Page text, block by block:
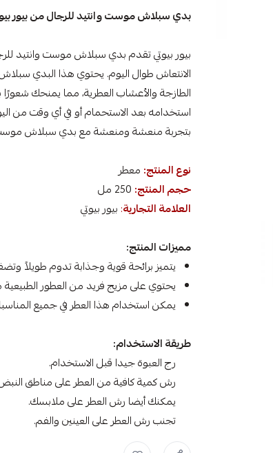
بدي سبلاش موست وانتيد للرجال من بيور
بيور بيوتي تقدم بدي سبلاش موست وانتيد
الانتعاش طوال اليوم. يحتوي هذا البدي
الطازجة والأعشاب العطرية، مما يمنحك
استخدامه بعد الاستحمام أو في أي وقت من
بتجربة منعشة ومنعشة مع بدي سبلاش موست
نوع المنتج: معطر
حجم المنتج:
العلامة التجارية: بيور بيوتي
مميزات المنتج:
يتميز برائحة قوية وجذابة تدوم طويلاً
يحتوي على مزيج فريد من العطور
يمكن استخدام هذا العطر في جميع
طريقة الاستخدام:
رج العبوة جيدا قبل الاستخدام.
رش كمية كافية من العطر على مناطق
يمكنك أيضا رش العطر على ملابسك.
تجنب رش العطر على العينين والفم.